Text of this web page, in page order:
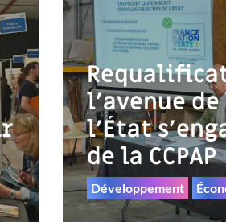
l’avenue
l’État
de la CCPAP
Développement